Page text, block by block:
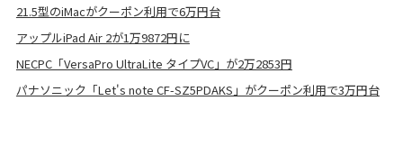
21.5型のiMacがクーポン利用で6万円台
アップルiPad Air 2が1万9872円に
NECPC「VersaPro UltraLite タイプVC」が2万2853円
パナソニック「Let's note CF-SZ5PDAKS」がクーポン利用で3万円台